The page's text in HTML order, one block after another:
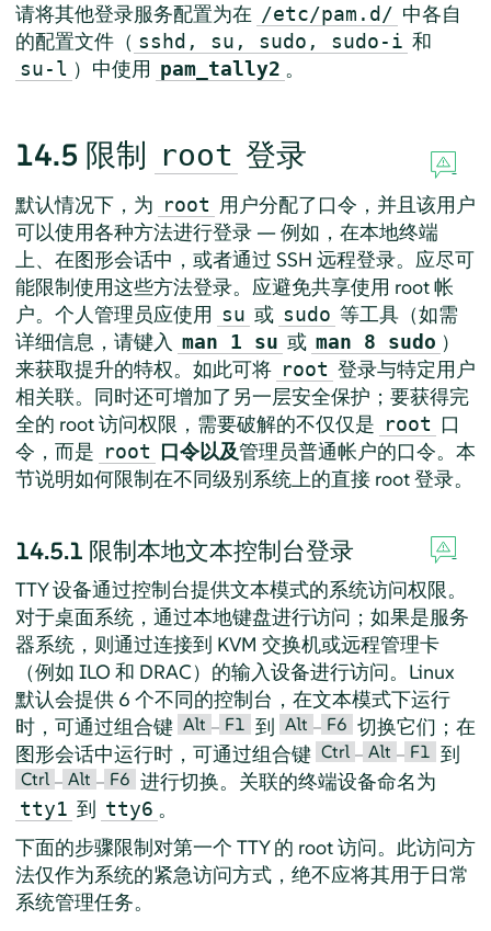
请将其他登录服务配置为在 /etc/pam.d/ 中各自
的配置文件（ sshd, su, sudo, sudo-i 和
su-l ）中使用 pam_tally2 。
14.5 限制 root 登录
默认情况下，为 root 用户分配了口令，并且该用户
可以使用各种方法进行登录 — 例如，在本地终端
上、在图形会话中，或者通过 SSH 远程登录。应尽可
能限制使用这些方法登录。应避免共享使用 root 帐
户。个人管理员应使用 su 或 sudo 等工具（如需
详细信息，请键入 man 1 su 或 man 8 sudo ）
来获取提升的特权。如此可将 root 登录与特定用户
相关联。同时还可增加了另一层安全保护；要获得完
全的 root 访问权限，需要破解的不仅仅是 root 口
令，而是 root 口令以及管理员普通帐户的口令。本
节说明如何限制在不同级别系统上的直接 root 登录。
14.5.1 限制本地文本控制台登录
TTY 设备通过控制台提供文本模式的系统访问权限。
对于桌面系统，通过本地键盘进行访问；如果是服务
器系统，则通过连接到 KVM 交换机或远程管理卡
（例如 ILO 和 DRAC）的输入设备进行访问。Linux
默认会提供 6 个不同的控制台，在文本模式下运行
时，可通过组合键 Alt – F1 到 Alt – F6 切换它们；在
图形会话中运行时，可通过组合键 Ctrl – Alt – F1 到
Ctrl – Alt – F6 进行切换。关联的终端设备命名为
tty1 到 tty6 。
下面的步骤限制对第一个 TTY 的 root 访问。此访问方
法仅作为系统的紧急访问方式，绝不应将其用于日常
系统管理任务。